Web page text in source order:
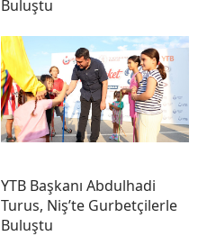
Buluştu
YTB Başkanı Abdulhadi
Turus, Niş’te Gurbetçilerle
Buluştu